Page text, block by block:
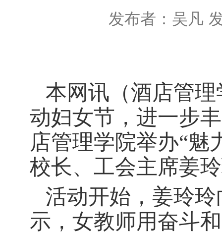
发布者：吴凡
本网讯 （酒店管
动妇女节，进一步
店管理学院举办“魅
校长、 工会主席姜
活动开始， 姜玲玲
示，女教师用奋斗